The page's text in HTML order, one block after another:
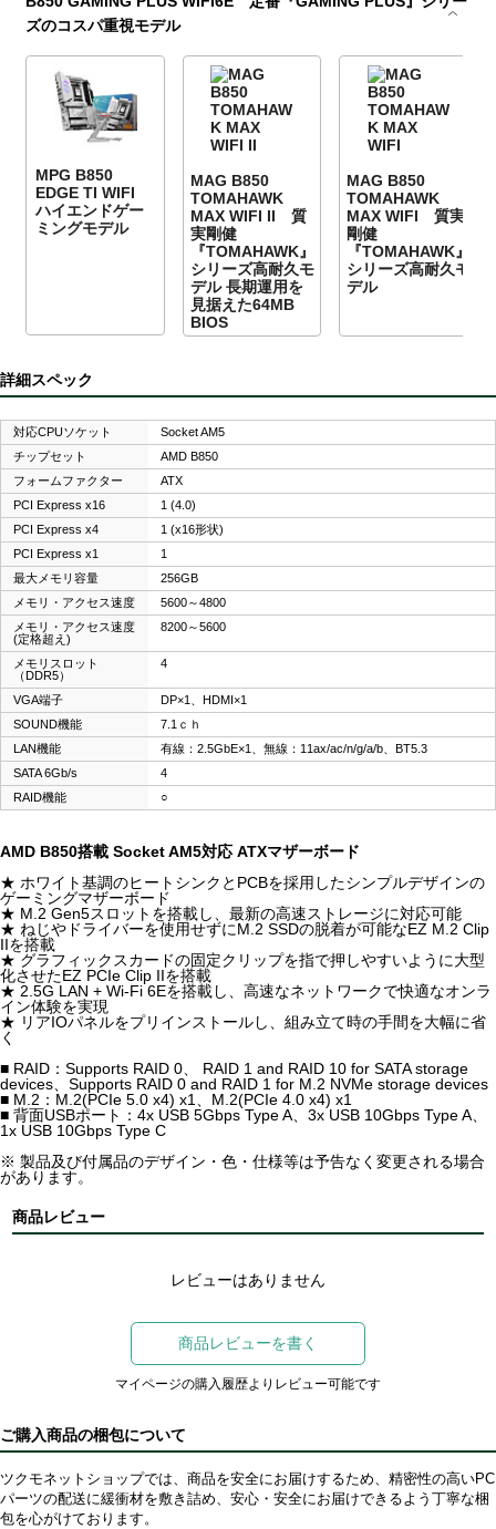
ズのコスパ重視モデル
MPG B850
EDGE TI WIFI
ハイエンドゲー
ミングモデル
MAG B850
TOMAHAWK
MAX WIFI II 質
実剛健
『TOMAHAWK』
シリーズ高耐久モ
デル 長期運用を
見据えた64MB
BIOS
MAG B850
TOMAHAWK
MAX WIFI 質実
剛健
『TOMAHAWK』
シリーズ高耐久モ
デル
詳細スペック
対応CPUソケット
Socket AM5
チップセット
AMD B850
フォームファクター
ATX
PCI Express x16
1 (4.0)
PCI Express x4
1 (x16形状)
PCI Express x1
1
最大メモリ容量
256GB
メモリ・アクセス速度
5600～4800
メモリ・アクセス速度
(定格超え)
8200～5600
メモリスロット
（DDR5）
4
VGA端子
DP×1、HDMI×1
SOUND機能
7.1ｃｈ
LAN機能
有線：2.5GbE×1、無線：11ax/ac/n/g/a/b、BT5.3
SATA 6Gb/s
4
RAID機能
○
AMD B850搭載 Socket AM5対応 ATXマザーボード
★ ホワイト基調のヒートシンクとPCBを採用したシンプルデザインの
ゲーミングマザーボード
★ M.2 Gen5スロットを搭載し、最新の高速ストレージに対応可能
★ ねじやドライバーを使用せずにM.2 SSDの脱着が可能なEZ M.2 Clip
IIを搭載
★ グラフィックスカードの固定クリップを指で押しやすいように大型
化させたEZ PCIe Clip IIを搭載
★ 2.5G LAN + Wi-Fi 6Eを搭載し、高速なネットワークで快適なオンラ
イン体験を実現
★ リアIOパネルをプリインストールし、組み立て時の手間を大幅に省
く
■ RAID：Supports RAID 0、 RAID 1 and RAID 10 for SATA storage
devices、Supports RAID 0 and RAID 1 for M.2 NVMe storage devices
■ M.2：M.2(PCIe 5.0 x4) x1、M.2(PCIe 4.0 x4) x1
■ 背面USBポート：4x USB 5Gbps Type A、3x USB 10Gbps Type A、
1x USB 10Gbps Type C
※ 製品及び付属品のデザイン・色・仕様等は予告なく変更される場合
があります。
商品レビュー
レビューはありません
商品レビューを書く
マイページの購入履歴よりレビュー可能です
ご購入商品の梱包について
ツクモネットショップでは、商品を安全にお届けするため、精密性の高いPC
パーツの配送に緩衝材を敷き詰め、安心・安全にお届けできるよう丁寧な梱
包を心がけております。